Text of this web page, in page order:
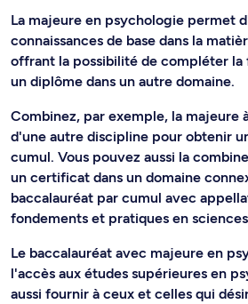
La majeure en psychologie permet
connaissances de base dans la
offrant la possibilité de compléter
un diplôme dans un autre domaine.
Combinez, par exemple, la majeure
d'une autre discipline pour obtenir
cumul. Vous pouvez aussi la
un certificat dans un domaine
baccalauréat par cumul avec
fondements et pratiques en
Le baccalauréat avec majeure en
l'accès aux études supérieures en
aussi fournir à ceux et celles qui